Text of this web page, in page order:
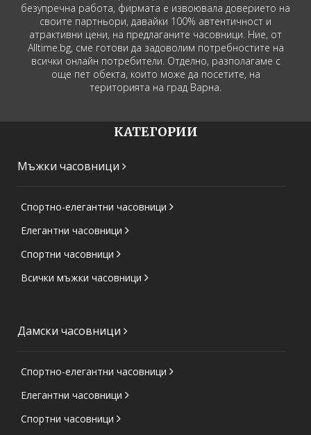
безупречна работа, фирмата е извоювала доверието на
своите партньори, давайки 100% автентичност и
атрактивни цени, на предлаганите часовници. Ние, от
Alltime.bg, сме готови да задоволим потребностите на
всички онлайн потребители. Отделно, разполагаме с
още пет обекта, които може да посетите, на
територията на град Варна.
КАТЕГОРИИ
Мъжки часовници
Спортно-елегантни часовници
Елегантни часовници
Спортни часовници
Всички мъжки часовници
Дамски часовници
Спортно-елегантни часовници
Елегантни часовници
Спортни часовници